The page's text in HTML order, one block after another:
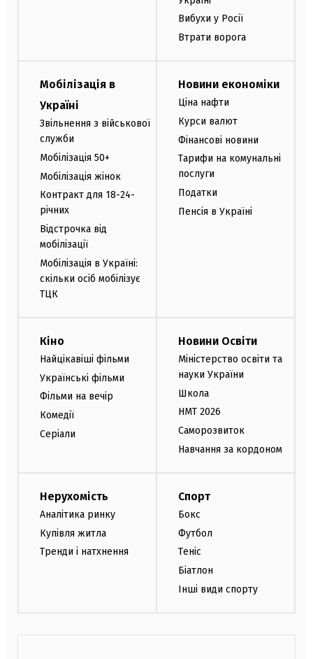
Вибухи у Росії
Втрати ворога
Мобілізація в
Україні
Звільнення з військової
служби
Мобілізація 50+
Мобілізація жінок
Контракт для 18-24-
річних
Відстрочка від
мобілізації
Мобілізація в Україні:
скільки осіб мобілізує
ТЦК
Новини економіки
Ціна нафти
Курси валют
Фінансові новини
Тарифи на комунальні
послуги
Податки
Пенсія в Україні
Кіно
Найцікавіші фільми
Українські фільми
Фільми на вечір
Комедії
Серіали
Новини Освіти
Міністерство освіти та
науки України
Школа
НМТ 2026
Саморозвиток
Навчання за кордоном
Нерухомість
Аналітика ринку
Купівля житла
Тренди і натхнення
Спорт
Бокс
Футбол
Теніс
Біатлон
Інші види спорту